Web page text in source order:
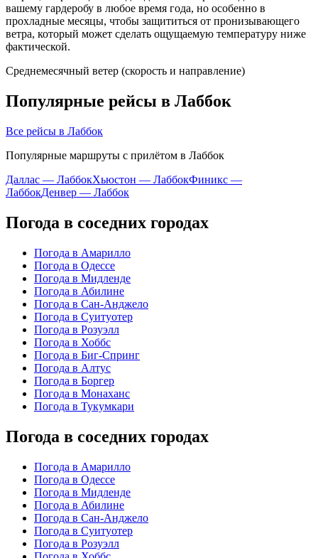
вашему гардеробу в любое время года, но особенно в
прохладные месяцы, чтобы защититься от пронизывающего
ветра, который может сделать ощущаемую температуру ниже
фактической.
Среднемесячный ветер (скорость и направление)
Популярные рейсы в Лаббок
Все рейсы в Лаббок
Популярные маршруты с прилётом в Лаббок
Даллас — ЛаббокХьюстон — ЛаббокФиникс —
ЛаббокДенвер — Лаббок
Погода в соседних городах
Погода в Амарилло
Погода в Одессе
Погода в Мидленде
Погода в Абилине
Погода в Сан-Анджело
Погода в Суитуотер
Погода в Розуэлл
Погода в Хоббс
Погода в Биг-Спринг
Погода в Алтус
Погода в Боргер
Погода в Монаханс
Погода в Тукумкари
Погода в соседних городах
Погода в Амарилло
Погода в Одессе
Погода в Мидленде
Погода в Абилине
Погода в Сан-Анджело
Погода в Суитуотер
Погода в Розуэлл